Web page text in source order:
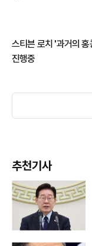
스티븐 로치 '과거의
진행중
추천기사